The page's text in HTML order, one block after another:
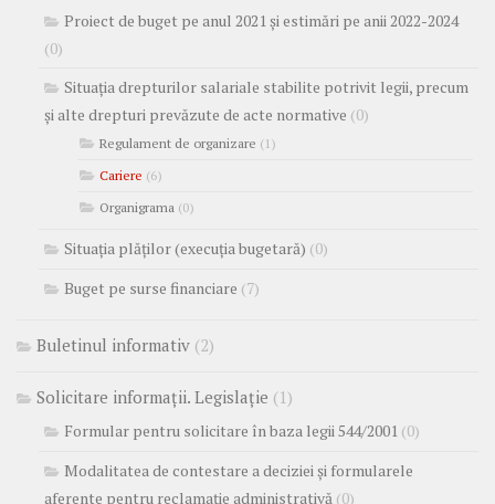
Proiect de buget pe anul 2021 și estimări pe anii 2022-2024
(0)
Situația drepturilor salariale stabilite potrivit legii, precum
și alte drepturi prevăzute de acte normative (0)
Regulament de organizare (1)
Cariere (6)
Organigrama (0)
Situația plăților (execuția bugetară) (0)
Buget pe surse financiare (7)
Buletinul informativ (2)
Solicitare informații. Legislație (1)
Formular pentru solicitare în baza legii 544/2001 (0)
Modalitatea de contestare a deciziei și formularele
aferente pentru reclamație administrativă (0)